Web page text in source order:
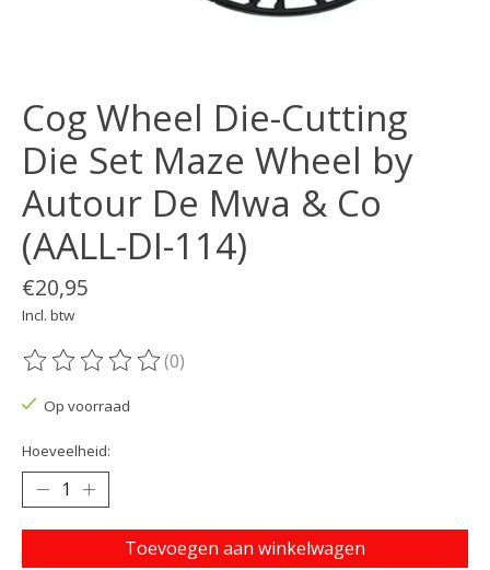
Cog Wheel Die-Cutting
Die Set Maze Wheel by
Autour De Mwa & Co
(AALL-DI-114)
€20,95
Incl. btw
De beoordeling van dit product is
(0)
Op voorraad
Hoeveelheid:
Toevoegen aan winkelwagen